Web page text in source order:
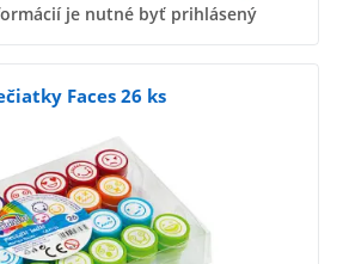
je nutné byť prihlásený
Faces 26 ks